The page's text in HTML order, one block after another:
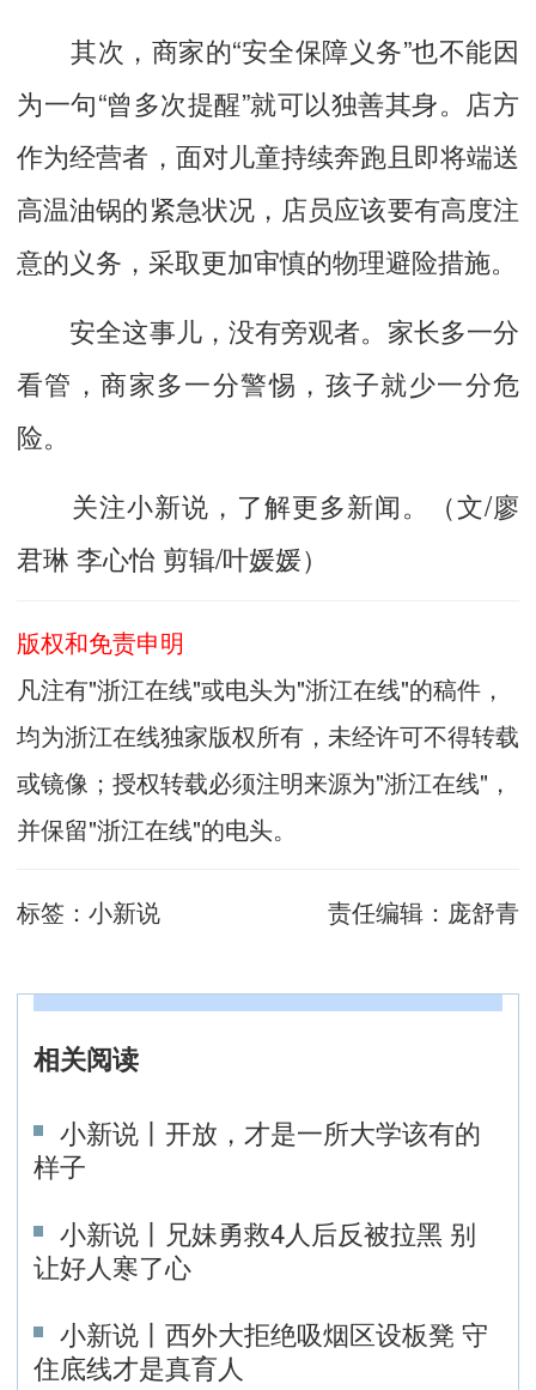
其次，商家的“安全保障义务”也不能因
为一句“曾多次提醒”就可以独善其身。店方
作为经营者，面对儿童持续奔跑且即将端送
高温油锅的紧急状况，店员应该要有高度注
意的义务，采取更加审慎的物理避险措施。
安全这事儿，没有旁观者。家长多一分
看管，商家多一分警惕，孩子就少一分危
险。
关注小新说，了解更多新闻。（文/廖
君琳 李心怡 剪辑/叶媛媛）
版权和免责申明
凡注有"浙江在线"或电头为"浙江在线"的稿件，
均为浙江在线独家版权所有，未经许可不得转载
或镜像；授权转载必须注明来源为"浙江在线"，
并保留"浙江在线"的电头。
标签： 小新说 责任编辑： 庞舒青
相关阅读
小新说丨开放，才是一所大学该有的
样子
小新说丨兄妹勇救4人后反被拉黑 别
让好人寒了心
小新说丨西外大拒绝吸烟区设板凳 守
住底线才是真育人